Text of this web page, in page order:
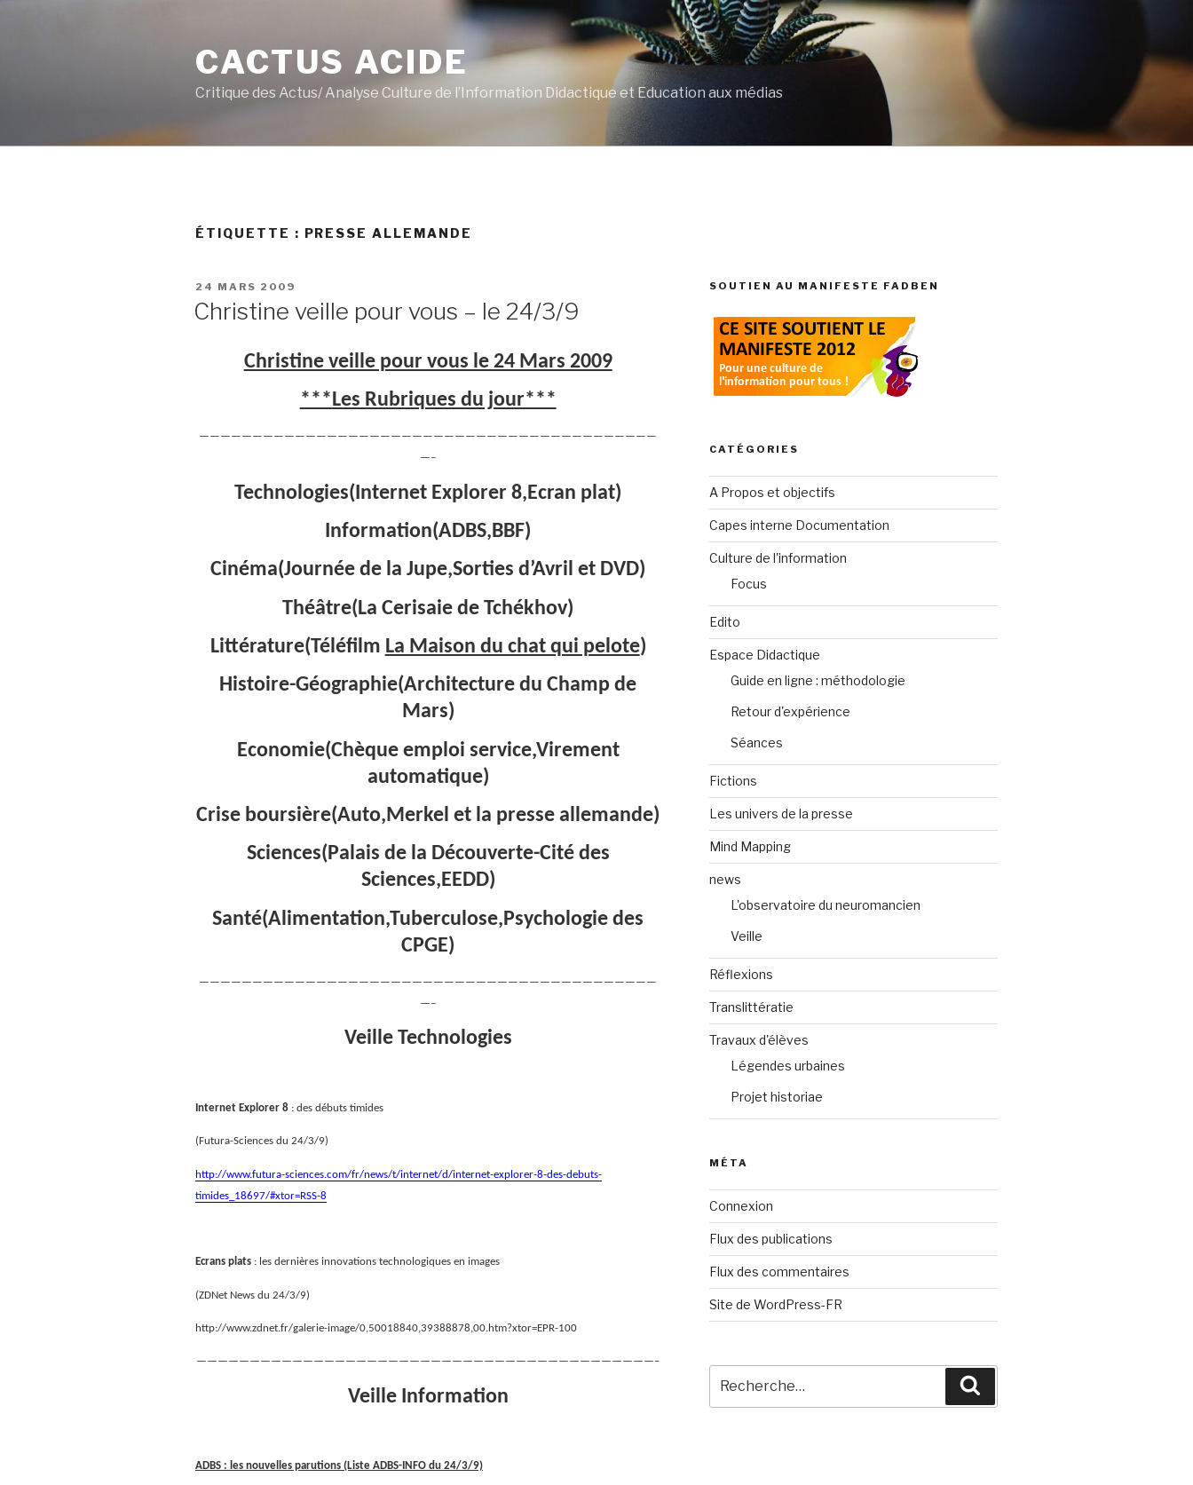
CACTUS ACIDE
Critique des Actus/ Analyse Culture de l’Information Didactique et Education aux médias
ÉTIQUETTE : PRESSE ALLEMANDE
PUBLIÉ
24 MARS 2009
Christine veille pour vous – le 24/3/9
Christine veille pour vous le 24 Mars 2009
***Les Rubriques du jour***
———————————————————————————————————————————
—–
Technologies(Internet Explorer 8,Ecran plat)
Information(ADBS,BBF)
Cinéma(Journée de la Jupe,Sorties d’Avril et DVD)
Théâtre(La Cerisaie de Tchékhov)
Littérature(Téléfilm La Maison du chat qui pelote)
Histoire-Géographie(Architecture du Champ de
Mars)
Economie(Chèque emploi service,Virement
automatique)
Crise boursière(Auto,Merkel et la presse allemande)
Sciences(Palais de la Découverte-Cité des
Sciences,EEDD)
Santé(Alimentation,Tuberculose,Psychologie des
CPGE)
———————————————————————————————————————————
—–
Veille Technologies
Internet Explorer 8 : des débuts timides
(Futura-Sciences du 24/3/9)
http://www.futura-sciences.com/fr/news/t/internet/d/internet-explorer-8-des-debuts-
timides_18697/#xtor=RSS-8
Ecrans plats : les dernières innovations technologiques en images
(ZDNet News du 24/3/9)
http://www.zdnet.fr/galerie-image/0,50018840,39388878,00.htm?xtor=EPR-100
———————————————————————————————————————————–
Veille Information
ADBS : les nouvelles parutions (Liste ADBS-INFO du 24/3/9)
SOUTIEN AU MANIFESTE FADBEN
CATÉGORIES
A Propos et objectifs
Capes interne Documentation
Culture de l'information
Focus
Edito
Espace Didactique
Guide en ligne : méthodologie
Retour d'expérience
Séances
Fictions
Les univers de la presse
Mind Mapping
news
L'observatoire du neuromancien
Veille
Réflexions
Translittératie
Travaux d'élèves
Légendes urbaines
Projet historiae
MÉTA
Connexion
Flux des publications
Flux des commentaires
Site de WordPress-FR
pour
: